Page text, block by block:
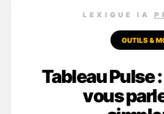
LEXIQUE IA
OUTILS &
Tableau Pulse
vous